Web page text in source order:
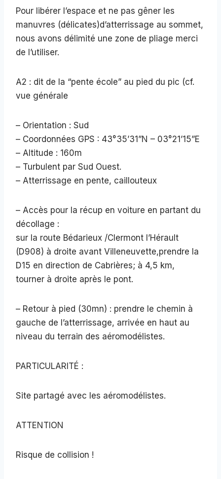
Pour libérer l’espace et ne pas gêner les
manuvres (délicates)d’atterrissage au sommet,
nous avons délimité une zone de pliage merci
de l’utiliser.
A2 : dit de la “pente école” au pied du pic (cf.
vue générale
– Orientation : Sud
– Coordonnées GPS : 43°35’31”N – 03°21’15”E
– Altitude : 160m
– Turbulent par Sud Ouest.
– Atterrissage en pente, caillouteux
– Accès pour la récup en voiture en partant du
décollage :
sur la route Bédarieux /Clermont l’Hérault
(D908) à droite avant Villeneuvette,prendre la
D15 en direction de Cabrières; à 4,5 km,
tourner à droite après le pont.
– Retour à pied (30mn) : prendre le chemin à
gauche de l’atterrissage, arrivée en haut au
niveau du terrain des aéromodélistes.
PARTICULARITÉ :
Site partagé avec les aéromodélistes.
ATTENTION
Risque de collision !